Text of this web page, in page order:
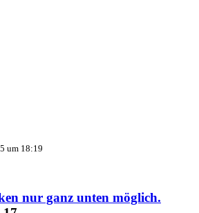
um 18:19
nur ganz unten möglich.